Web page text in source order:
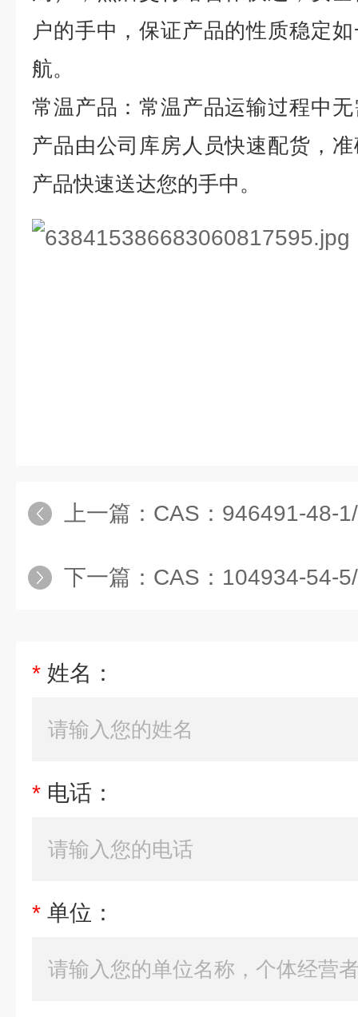
户的手中，保证产品的性质稳定
航。
常温产品：常温产品运输过程中
产品由公司库房人员快速配货，
产品快速送达您的手中。
上一篇： CAS：946491-48-
下一篇： CAS：104934-54-5/3-十
* 姓名：
* 电话：
* 单位：